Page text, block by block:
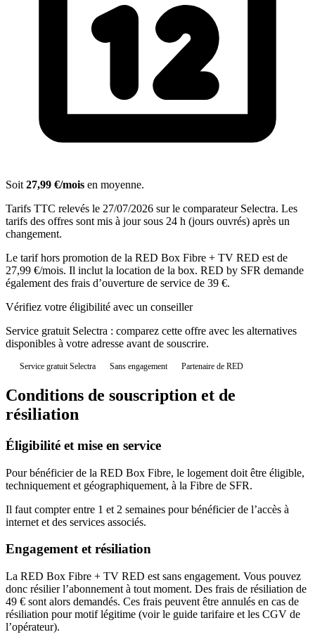
Soit 27,99 €/mois en moyenne.
Tarifs TTC relevés le 27/07/2026 sur le comparateur Selectra. Les
tarifs des offres sont mis à jour sous 24 h (jours ouvrés) après un
changement.
Le tarif hors promotion de la RED Box Fibre + TV RED est de
27,99 €/mois. Il inclut la location de la box. RED by SFR demande
également des frais d’ouverture de service de 39 €.
Vérifiez votre éligibilité avec un conseiller
Service gratuit Selectra : comparez cette offre avec les alternatives
disponibles à votre adresse avant de souscrire.
Service gratuit Selectra Sans engagement Partenaire de RED
Conditions de souscription et de
résiliation
Éligibilité et mise en service
Pour bénéficier de la RED Box Fibre, le logement doit être éligible,
techniquement et géographiquement, à la Fibre de SFR.
Il faut compter entre 1 et 2 semaines pour bénéficier de l’accès à
internet et des services associés.
Engagement et résiliation
La RED Box Fibre + TV RED est sans engagement. Vous pouvez
donc résilier l’abonnement à tout moment. Des frais de résiliation de
49 € sont alors demandés. Ces frais peuvent être annulés en cas de
résiliation pour motif légitime (voir le guide tarifaire et les CGV de
l’opérateur).